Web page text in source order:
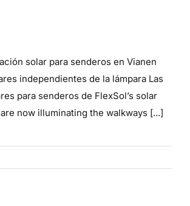
solar para senderos en Vianen
independientes de la lámpara Las
para senderos de FlexSol’s solar
now illuminating the walkways [...]